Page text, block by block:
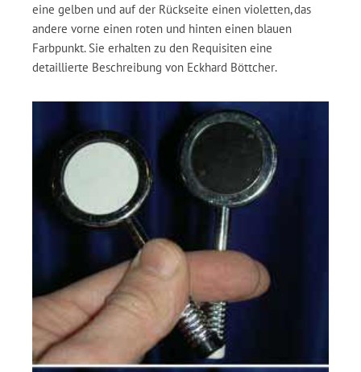
eine gelben und auf der Rückseite einen violetten, das
andere vorne einen roten und hinten einen blauen
Farbpunkt. Sie erhalten zu den Requisiten eine
detaillierte Beschreibung von Eckhard Böttcher.